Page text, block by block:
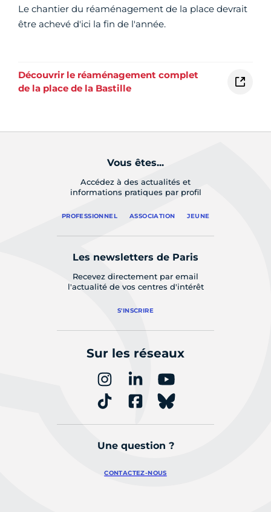
Le chantier du réaménagement de la place devrait
être achevé d'ici la fin de l'année.
Découvrir le réaménagement complet
de la place de la Bastille
Vous êtes...
Accédez à des actualités et
informations pratiques par profil
PROFESSIONNEL ASSOCIATION JEUNE
Les newsletters de Paris
Recevez directement par email
l'actualité de vos centres d'intérêt
S'INSCRIRE
Sur les réseaux
Une question ?
CONTACTEZ-NOUS